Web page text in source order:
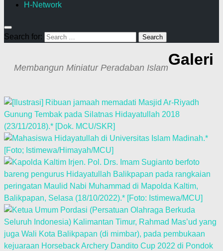
H-Network
Search for:
Membangun Miniatur Peradaban IslamGaleri